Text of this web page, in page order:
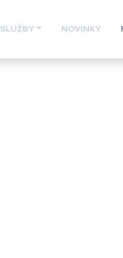
SLUŽBY NOVINKY